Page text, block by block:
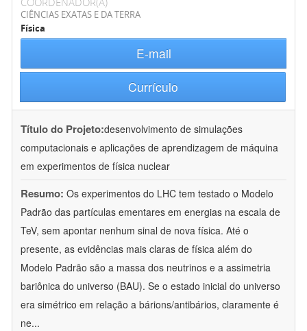
CIÊNCIAS EXATAS E DA TERRA
Física
E-mail
Currículo
Título do Projeto:desenvolvimento de simulações
computacionais e aplicações de aprendizagem de máquina
em experimentos de física nuclear
Resumo: Os experimentos do LHC tem testado o Modelo
Padrão das partículas ementares em energias na escala de
TeV, sem apontar nenhum sinal de nova física. Até o
presente, as evidências mais claras de física além do
Modelo Padrão são a massa dos neutrinos e a assimetria
bariônica do universo (BAU). Se o estado inicial do universo
era simétrico em relação a bárions/antibários, claramente é
ne...